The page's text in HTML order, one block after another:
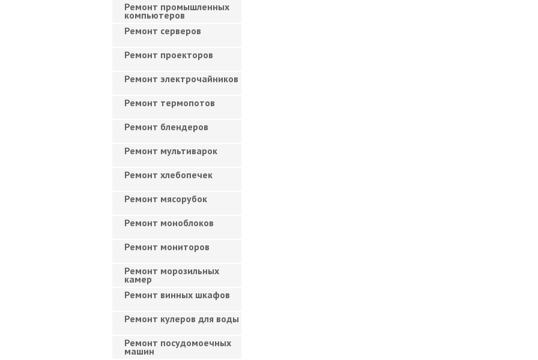
Ремонт промышленных
компьютеров
Ремонт серверов
Ремонт проекторов
Ремонт электрочайников
Ремонт термопотов
Ремонт блендеров
Ремонт мультиварок
Ремонт хлебопечек
Ремонт мясорубок
Ремонт моноблоков
Ремонт мониторов
Ремонт морозильных
камер
Ремонт винных шкафов
Ремонт кулеров для воды
Ремонт посудомоечных
машин